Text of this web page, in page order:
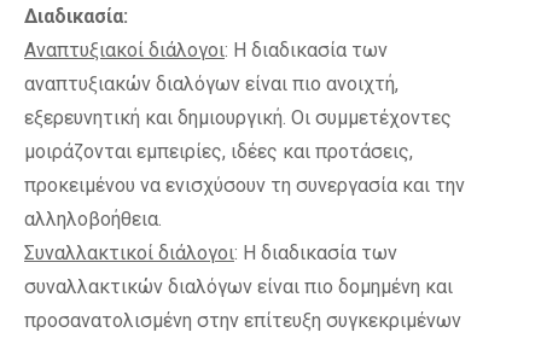
Διαδικασία:
Αναπτυξιακοί διάλογοι: Η διαδικασία των
αναπτυξιακών διαλόγων είναι πιο ανοιχτή,
εξερευνητική και δημιουργική. Οι συμμετέχοντες
μοιράζονται εμπειρίες, ιδέες και προτάσεις,
προκειμένου να ενισχύσουν τη συνεργασία και την
αλληλοβοήθεια.
Συναλλακτικοί διάλογοι: Η διαδικασία των
συναλλακτικών διαλόγων είναι πιο δομημένη και
προσανατολισμένη στην επίτευξη συγκεκριμένων